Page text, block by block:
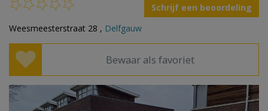
Schrijf een beoordeling
Weesmeesterstraat 28 , Delfgauw
Bewaar als favoriet